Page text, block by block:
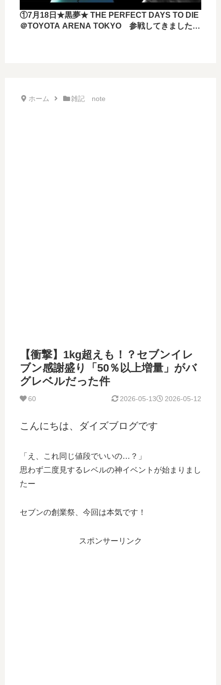
①7月18日★黒夢★ THE PERFECT DAYS TO DIE
＠TOYOTA ARENA TOKYO 参戦してきました
ホーム 雑記 note
【衝撃】1kg超えも！？セブンイレ
ブン感謝盛り「50％以上増量」がバ
グレベルだった件
60 2026-05-12
2026-05-13
こんにちは、ダイズブログです
「え、これ同じ値段でいいの…？」
思わず二度見するレベルの神イベントが始まりまし
たー
セブンの創業祭、今回は本気です！
スポンサーリンク